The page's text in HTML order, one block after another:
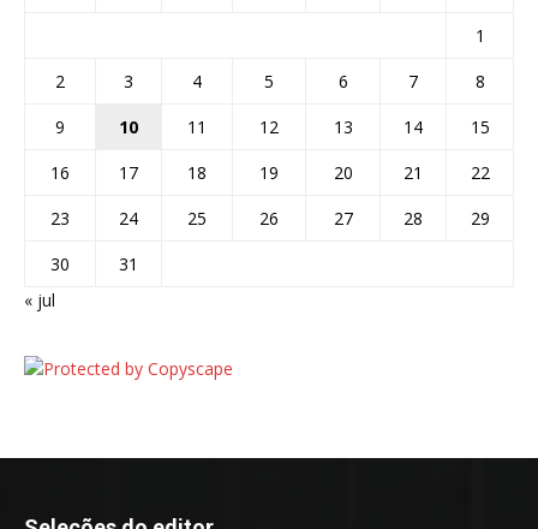
1
2
3 4 5 6 7
8
9
10 11 12 13 14
15
16
17 18 19 20 21
22
23
24 25 26 27 28
29
30
31
« jul